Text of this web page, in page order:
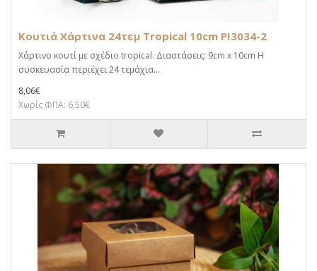
Κουτιά Χάρτινα 24τεμ Tropical 10cm PI3034-2
Χάρτινο κουτί με σχέδιο tropical. Διαστάσεις: 9cm x 10cm Η
συσκευασία περιέχει 24 τεμάχια...
8,06€
Χωρίς ΦΠΑ: 6,50€